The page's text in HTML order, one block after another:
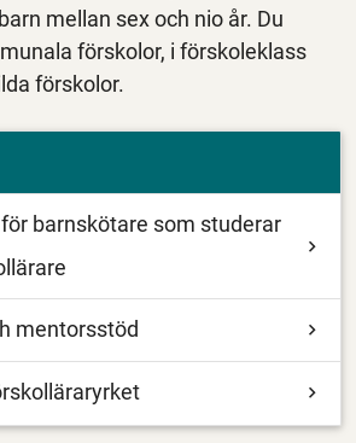
mellan sex och nio år. Du
förskolor, i förskoleklass
förskolor.
barnskötare som studerar
mentorsstöd